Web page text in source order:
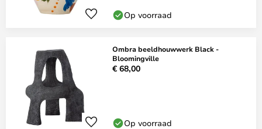
Op voorraad
Ombra beeldhouwwerk Black -
Bloomingville
€ 68,00
Op voorraad